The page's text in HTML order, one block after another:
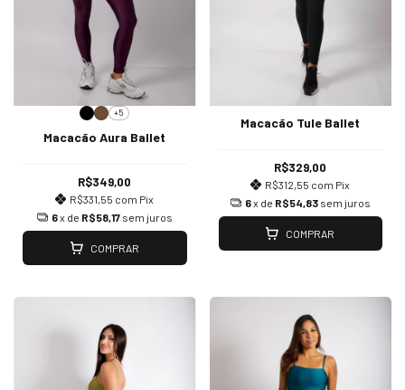
+5
Macacão Aura Ballet
R$349,00
R$331,55 com Pix
6x de R$58,17 sem juros
COMPRAR
Macacão Tule Ballet
R$329,00
R$312,55 com Pix
6x de R$54,83 sem juros
COMPRAR